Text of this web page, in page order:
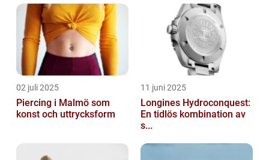
02 juli 2025
Piercing i Malmö som
konst och uttrycksform
11 juni 2025
Longines Hydroconquest:
En tidlös kombination av
s...